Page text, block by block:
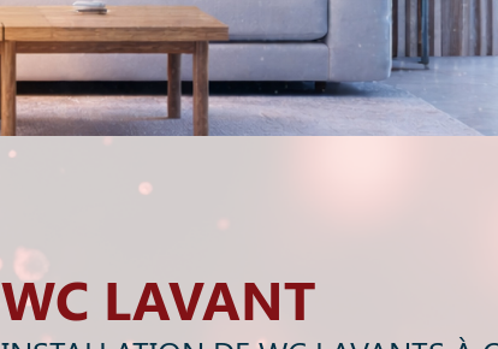
WC LAVANT